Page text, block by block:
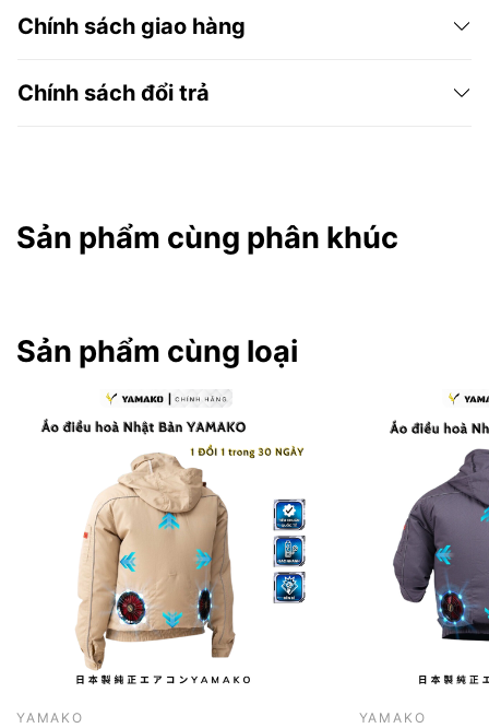
Chính sách giao hàng
Chính sách đổi trả
Sản phẩm cùng phân khúc
Sản phẩm cùng loại
YAMAKO YAMAKO